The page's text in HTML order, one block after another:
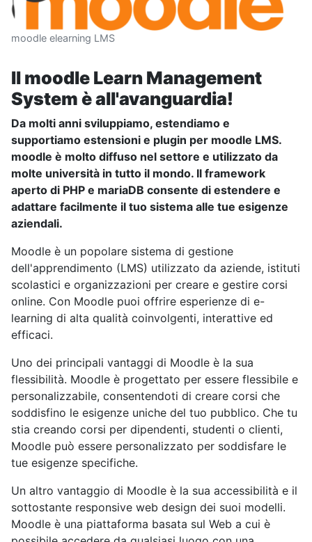
moodle elearning LMS
Il moodle Learn Management
System è all'avanguardia!
Da molti anni sviluppiamo, estendiamo e
supportiamo estensioni e plugin per moodle LMS.
moodle è molto diffuso nel settore e utilizzato da
molte università in tutto il mondo. Il framework
aperto di PHP e mariaDB consente di estendere e
adattare facilmente il tuo sistema alle tue esigenze
aziendali.
Moodle è un popolare sistema di gestione
dell'apprendimento (LMS) utilizzato da aziende, istituti
scolastici e organizzazioni per creare e gestire corsi
online. Con Moodle puoi offrire esperienze di e-
learning di alta qualità coinvolgenti, interattive ed
efficaci.
Uno dei principali vantaggi di Moodle è la sua
flessibilità. Moodle è progettato per essere flessibile e
personalizzabile, consentendoti di creare corsi che
soddisfino le esigenze uniche del tuo pubblico. Che tu
stia creando corsi per dipendenti, studenti o clienti,
Moodle può essere personalizzato per soddisfare le
tue esigenze specifiche.
Un altro vantaggio di Moodle è la sua accessibilità e il
sottostante responsive web design dei suoi modelli.
Moodle è una piattaforma basata sul Web a cui è